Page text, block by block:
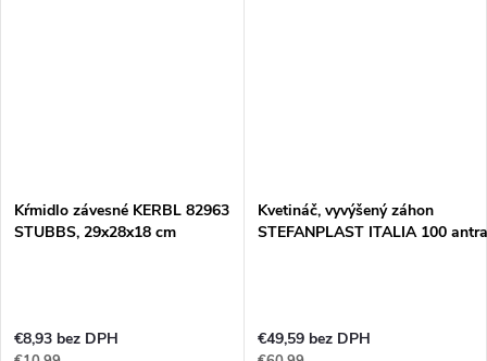
Kŕmidlo závesné KERBL 82963
STUBBS, 29x28x18 cm
€8,93 bez DPH
Kvetináč, vyvýšený záhon
STEFANPLAST ITALIA 100
€49,59 bez DPH